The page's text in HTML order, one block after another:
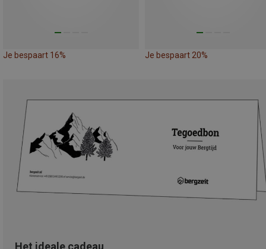
Je bespaart 16% Je bespaart 20%
Het ideale cadeau